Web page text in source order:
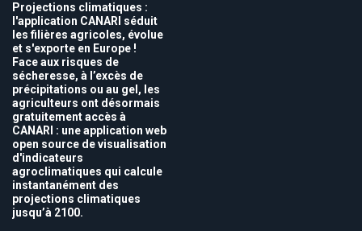
Projections climatiques :
l'application CANARI séduit
les filières agricoles, évolue
et s'exporte en Europe !
Face aux risques de
sécheresse, à l’excès de
précipitations ou au gel, les
agriculteurs ont désormais
gratuitement accès à
CANARI : une application web
open source de visualisation
d'indicateurs
agroclimatiques qui calcule
instantanément des
projections climatiques
jusqu’à 2100.